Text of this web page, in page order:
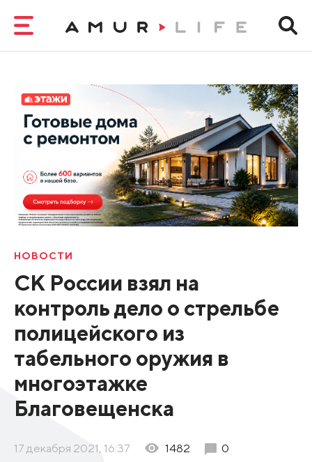
НОВОСТИ
СК России взял на
контроль дело о стрельбе
полицейского из
табельного оружия в
многоэтажке
Благовещенска
17 декабря 2021, 16:37 1482 0